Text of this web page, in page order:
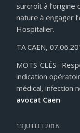
surcroît à l’origine
nature à engager
Hospitalier.
TA CAEN,
MOTS-CLÉS :
indication
médical, infection
avocat Caen
13 JUILLET 2018